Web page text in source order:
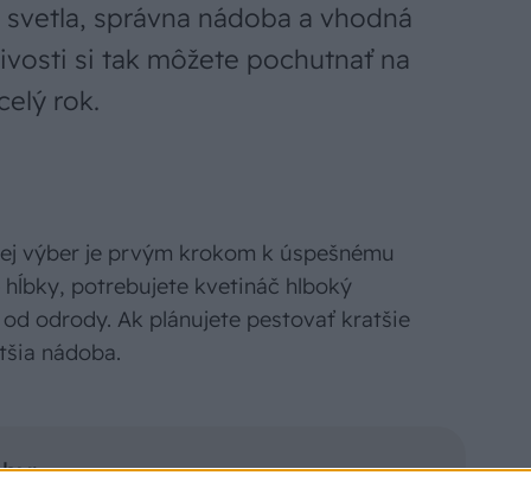
správna nádoba a vhodná
si tak môžete pochutnať na
rok.
výber je prvým krokom k úspešnému
hĺbky, potrebujete kvetináč hlboký
odrody. Ak plánujete pestovať kratšie
nádoba.